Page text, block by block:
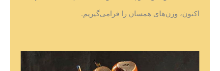
اکنون، وزن‌های همسان را فرامی‌گیریم.